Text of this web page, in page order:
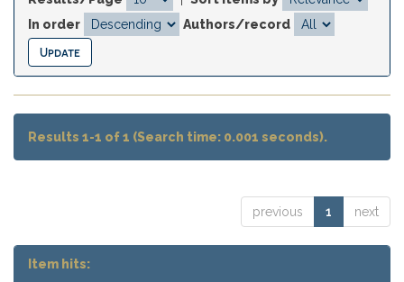
In order
Authors/record
Results 1-1 of 1 (Search time: 0.001 seconds).
previous 1 next
Item hits: